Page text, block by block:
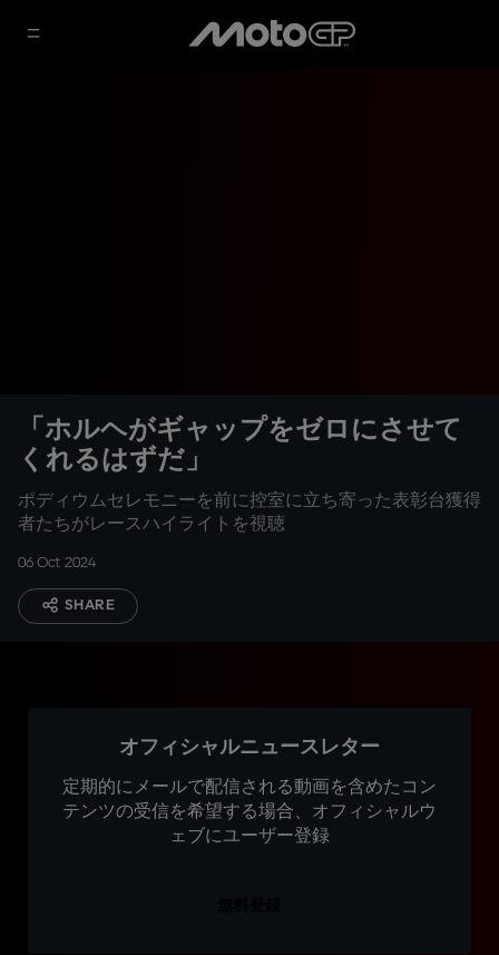
「ホルヘがギャップをゼロにさせて
くれるはずだ」
ポディウムセレモニーを前に控室に立ち寄った表彰台獲得
者たちがレースハイライトを視聴
06 Oct 2024
SHARE
オフィシャルニュースレター
定期的にメールで配信される動画を含めたコン
テンツの受信を希望する場合、オフィシャルウ
ェブにユーザー登録